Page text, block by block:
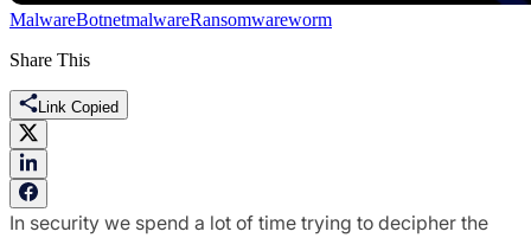
MalwareBotnetmalwareRansomwareworm
Share This
Link Copied
In security we spend a lot of time trying to decipher the